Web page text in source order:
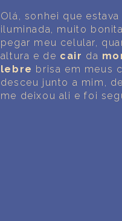
Olá, sonhei que estava
iluminada, muito
pegar meu celular,
altura e de cair da
lebre brisa em meus
desceu junto a mim,
me deixou ali e foi